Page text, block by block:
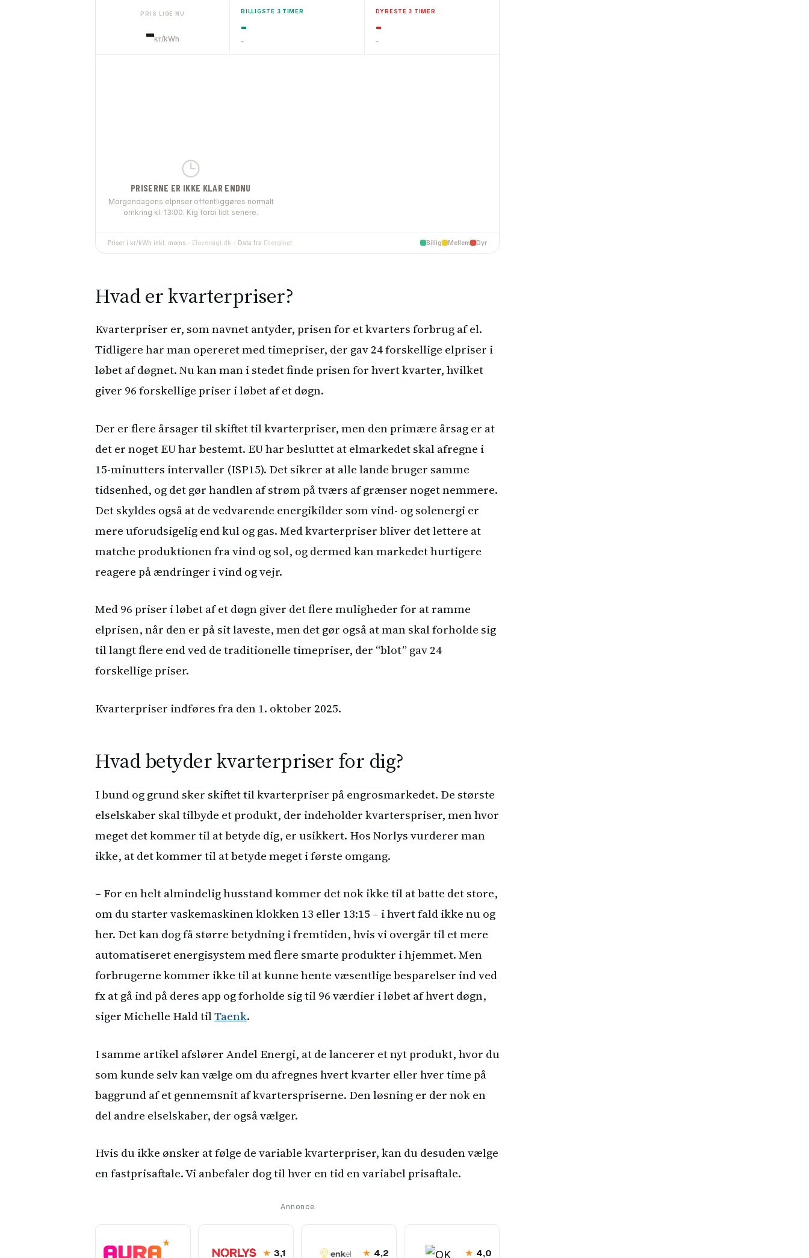
Hvad er kvarterpriser?
Kvarterpriser er, som navnet antyder, prisen for et kvarters forbrug af el.
Tidligere har man opereret med timepriser, der gav 24 forskellige elpriser i
løbet af døgnet. Nu kan man i stedet finde prisen for hvert kvarter, hvilket
giver 96 forskellige priser i løbet af et døgn.
Der er flere årsager til skiftet til kvarterpriser, men den primære årsag er at
det er noget EU har bestemt. EU har besluttet at elmarkedet skal afregne i
15-minutters intervaller (ISP15). Det sikrer at alle lande bruger samme
tidsenhed, og det gør handlen af strøm på tværs af grænser noget nemmere.
Det skyldes også at de vedvarende energikilder som vind- og solenergi er
mere uforudsigelig end kul og gas. Med kvarterpriser bliver det lettere at
matche produktionen fra vind og sol, og dermed kan markedet hurtigere
reagere på ændringer i vind og vejr.
Med 96 priser i løbet af et døgn giver det flere muligheder for at ramme
elprisen, når den er på sit laveste, men det gør også at man skal forholde sig
til langt flere end ved de traditionelle timepriser, der “blot” gav 24
forskellige priser.
Kvarterpriser indføres fra den 1. oktober 2025.
Hvad betyder kvarterpriser for dig?
I bund og grund sker skiftet til kvarterpriser på engrosmarkedet. De største
elselskaber skal tilbyde et produkt, der indeholder kvarterspriser, men hvor
meget det kommer til at betyde dig, er usikkert. Hos Norlys vurderer man
ikke, at det kommer til at betyde meget i første omgang.
– For en helt almindelig husstand kommer det nok ikke til at batte det store,
om du starter vaskemaskinen klokken 13 eller 13:15 – i hvert fald ikke nu og
her. Det kan dog få større betydning i fremtiden, hvis vi overgår til et mere
automatiseret energisystem med flere smarte produkter i hjemmet. Men
forbrugerne kommer ikke til at kunne hente væsentlige besparelser ind ved
fx at gå ind på deres app og forholde sig til 96 værdier i løbet af hvert døgn,
siger Michelle Hald tilTaenk.
I samme artikel afslører Andel Energi, at de lancerer et nyt produkt, hvor du
som kunde selv kan vælge om du afregnes hvert kvarter eller hver time på
baggrund af et gennemsnit af kvarterspriserne. Den løsning er der nok en
del andre elselskaber, der også vælger.
Hvis du ikke ønsker at følge de variable kvarterpriser, kan du desuden vælge
en fastprisaftale. Vi anbefaler dog til hver en tid en variabel prisaftale.
Annonce
★
★ 3,1 ★ 4,2 ★ 4,0